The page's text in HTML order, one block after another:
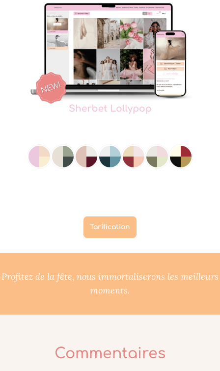
Tarification
Profitez de la fête, nous immortaliserons les meilleurs
moments.
Commentaires